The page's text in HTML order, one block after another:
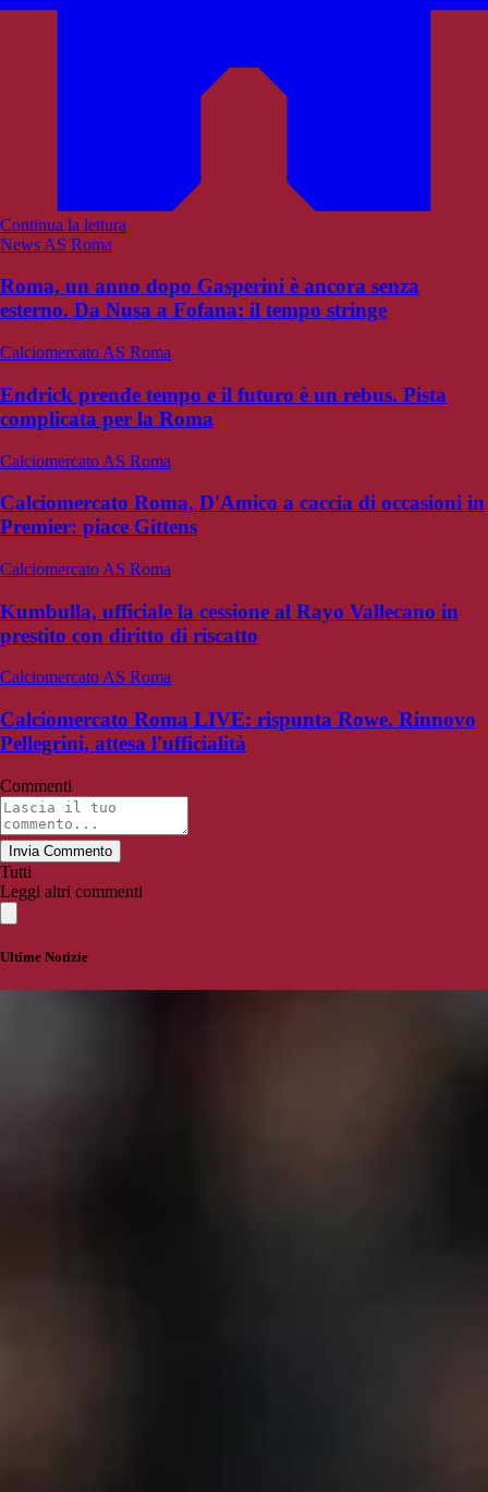
Continua la lettura
News AS Roma
Roma, un anno dopo Gasperini è ancora senza
esterno. Da Nusa a Fofana: il tempo stringe
Calciomercato AS Roma
Endrick prende tempo e il futuro è un rebus. Pista
complicata per la Roma
Calciomercato AS Roma
Calciomercato Roma, D'Amico a caccia di occasioni in
Premier: piace Gittens
Calciomercato AS Roma
Kumbulla, ufficiale la cessione al Rayo Vallecano in
prestito con diritto di riscatto
Calciomercato AS Roma
Calciomercato Roma LIVE: rispunta Rowe. Rinnovo
Pellegrini, attesa l'ufficialità
Commenti
Invia Commento
Tutti
Leggi altri commenti
Ultime Notizie